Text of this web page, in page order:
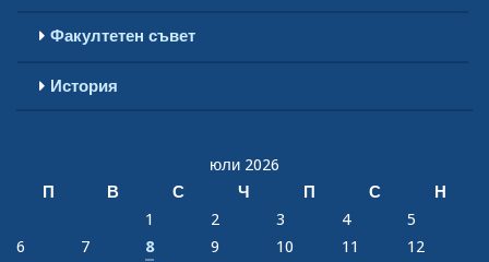
Факултетен съвет
История
юли 2026
П
В С Ч П С
Н
1
2 3 4
5
6
7 8 9 10 11
12